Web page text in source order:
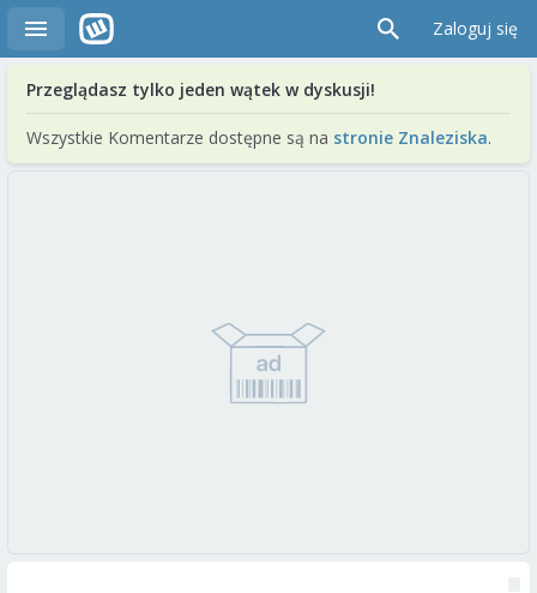
Zaloguj się
Przeglądasz tylko jeden wątek w dyskusji!
Wszystkie Komentarze dostępne są na stronie Znaleziska.